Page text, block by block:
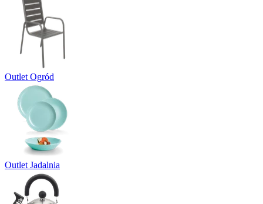
Outlet Ogród
Outlet Jadalnia